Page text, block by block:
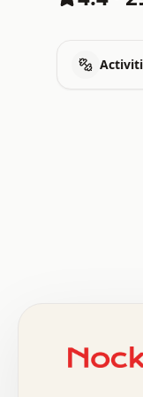
.   +   .   .
.   .   .   o   .